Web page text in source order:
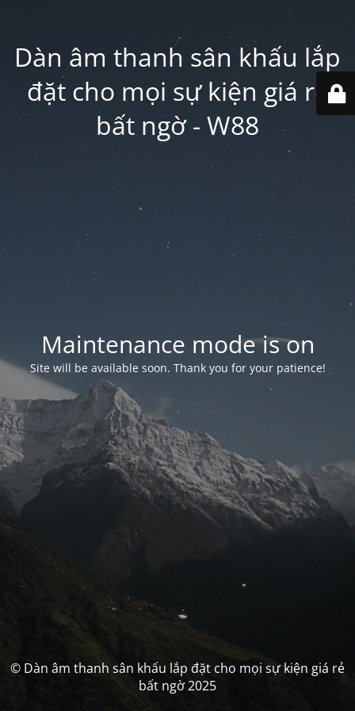
Dàn âm thanh sân khấu lắp
đặt cho mọi sự kiện giá rẻ
bất ngờ - W88
Maintenance mode is on
Site will be available soon. Thank you for your patience!
© Dàn âm thanh sân khấu lắp đặt cho mọi sự kiện giá rẻ
bất ngờ 2025